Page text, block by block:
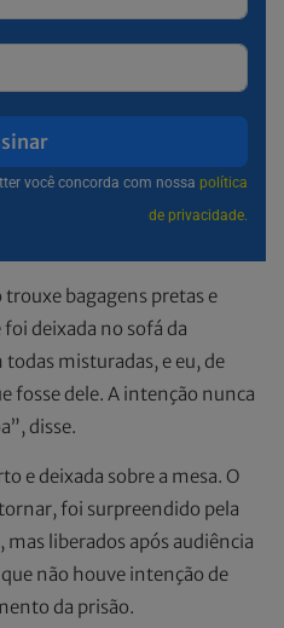
você concorda com nossa política
de privacidade.
bagagens pretas e
deixada no sofá da
todas misturadas, e eu, de
fosse dele. A intenção nunca
disse.
e deixada sobre a mesa. O
foi surpreendido pela
liberados após audiência
não houve intenção de
da prisão.